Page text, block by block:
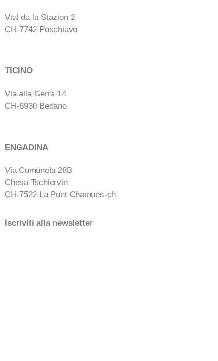
Vial da la Stazion 2
CH-7742 Poschiavo
TICINO
Via alla Gerra 14
CH-6930 Bedano
ENGADINA
Via Cumünela 28B
Chesa Tschiervin
CH-7522 La Punt Chamues-ch
Iscriviti alla newsletter